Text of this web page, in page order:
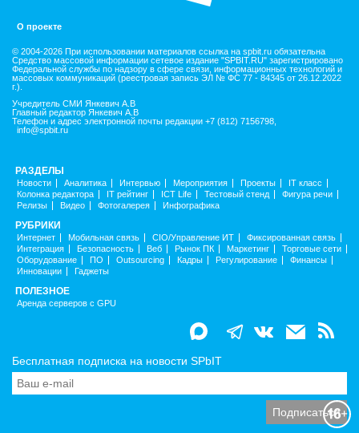
О проекте
© 2004-2026 При использовании материалов ссылка на spbit.ru обязательна
Средство массовой информации сетевое издание "SPBIT.RU" зарегистрировано
Федеральной службы по надзору в сфере связи, информационных технологий и
массовых коммуникаций (реестровая запись ЭЛ № ФС 77 - 84345 от 26.12.2022
г.).
Учредитель СМИ Янкевич А.В
Главный редактор Янкевич А.В
Телефон и адрес электронной почты редакции +7 (812) 7156798,
info@spbit.ru
РАЗДЕЛЫ
Новости Аналитика Интервью Мероприятия Проекты
IT класс
Колонка редактора
IT рейтинг ICT Life Тестовый стенд
Фигура речи
Релизы
Видео Фотогалерея Инфографика
РУБРИКИ
Интернет Мобильная связь CIO/Управление ИТ
Фиксированная связь
Интеграция
Безопасность Веб Рынок ПК Маркетинг
Торговые сети
Оборудование
ПО Outsourcing Кадры Регулирование
Финансы
Инновации
Гаджеты
ПОЛЕЗНОЕ
Аренда серверов с GPU
Бесплатная подписка на новости SPbIT